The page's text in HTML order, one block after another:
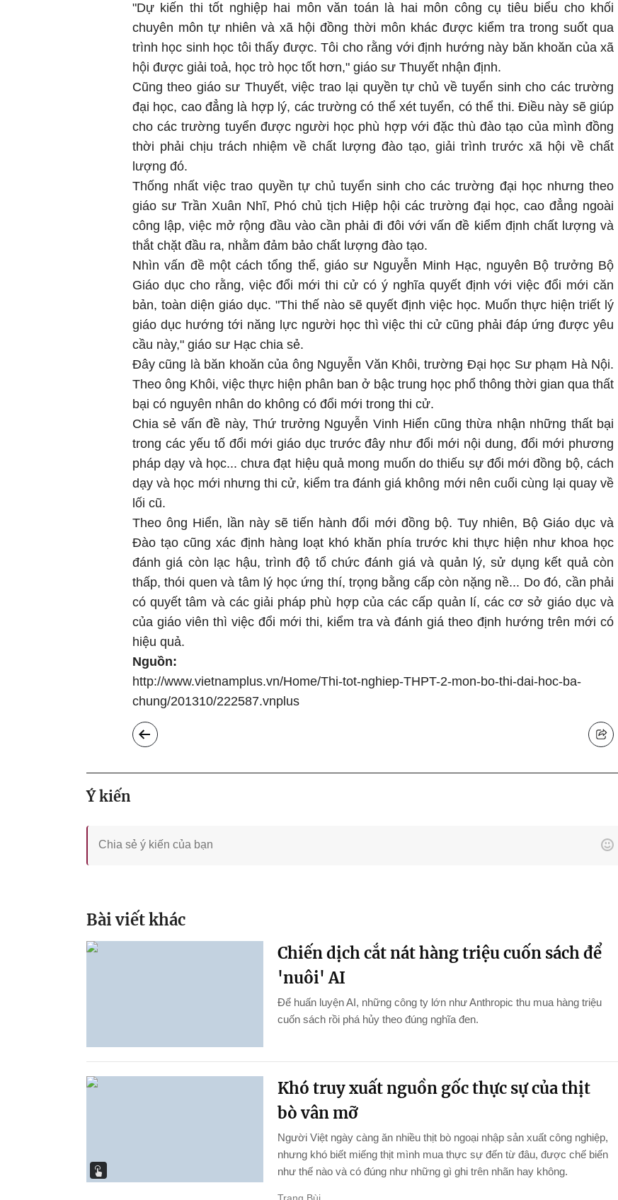
"Dự kiến thi tốt nghiệp hai môn văn toán là hai môn công cụ tiêu biểu cho khối
chuyên môn tự nhiên và xã hội đồng thời môn khác được kiểm tra trong suốt qua
trình học sinh học tôi thấy được. Tôi cho rằng với định hướng này băn khoăn của xã
hội được giải toả, học trò học tốt hơn," giáo sư Thuyết nhận định.
Cũng theo giáo sư Thuyết, việc trao lại quyền tự chủ về tuyển sinh cho các trường
đại học, cao đẳng là hợp lý, các trường có thể xét tuyển, có thể thi. Điều này sẽ giúp
cho các trường tuyển được người học phù hợp với đặc thù đào tạo của mình đồng
thời phải chịu trách nhiệm về chất lượng đào tạo, giải trình trước xã hội về chất
lượng đó.
Thống nhất việc trao quyền tự chủ tuyển sinh cho các trường đại học nhưng theo
giáo sư Trần Xuân Nhĩ, Phó chủ tịch Hiệp hội các trường đại học, cao đẳng ngoài
công lập, việc mở rộng đầu vào cần phải đi đôi với vấn đề kiểm định chất lượng và
thắt chặt đầu ra, nhằm đảm bảo chất lượng đào tạo.
Nhìn vấn đề một cách tổng thể, giáo sư Nguyễn Minh Hạc, nguyên Bộ trưởng Bộ
Giáo dục cho rằng, việc đổi mới thi cử có ý nghĩa quyết định với việc đổi mới căn
bản, toàn diện giáo dục. "Thi thế nào sẽ quyết định việc học. Muốn thực hiện triết lý
giáo dục hướng tới năng lực người học thì việc thi cử cũng phải đáp ứng được yêu
cầu này," giáo sư Hạc chia sẻ.
Đây cũng là băn khoăn của ông Nguyễn Văn Khôi, trường Đại học Sư phạm Hà Nội.
Theo ông Khôi, việc thực hiện phân ban ở bậc trung học phổ thông thời gian qua thất
bại có nguyên nhân do không có đổi mới trong thi cử.
Chia sẻ vấn đề này, Thứ trưởng Nguyễn Vinh Hiển cũng thừa nhận những thất bại
trong các yếu tố đổi mới giáo dục trước đây như đổi mới nội dung, đổi mới phương
pháp dạy và học... chưa đạt hiệu quả mong muốn do thiếu sự đổi mới đồng bộ, cách
dạy và học mới nhưng thi cử, kiểm tra đánh giá không mới nên cuối cùng lại quay về
lối cũ.
Theo ông Hiển, lần này sẽ tiến hành đổi mới đồng bộ. Tuy nhiên, Bộ Giáo dục và
Đào tạo cũng xác định hàng loạt khó khăn phía trước khi thực hiện như khoa học
đánh giá còn lạc hậu, trình độ tổ chức đánh giá và quản lý, sử dụng kết quả còn
thấp, thói quen và tâm lý học ứng thí, trọng bằng cấp còn nặng nề... Do đó, cần phải
có quyết tâm và các giải pháp phù hợp của các cấp quản lí, các cơ sở giáo dục và
của giáo viên thì việc đổi mới thi, kiểm tra và đánh giá theo định hướng trên mới có
hiệu quả.
Nguồn:
http://www.vietnamplus.vn/Home/Thi-tot-nghiep-THPT-2-mon-bo-thi-dai-hoc-ba-
chung/201310/222587.vnplus
Ý kiến
Bài viết khác
Chiến dịch cắt nát hàng triệu cuốn sách để
'nuôi' AI
Để huấn luyện AI, những công ty lớn như Anthropic thu mua hàng triệu
cuốn sách rồi phá hủy theo đúng nghĩa đen.
Khó truy xuất nguồn gốc thực sự của thịt
bò vân mỡ
Người Việt ngày càng ăn nhiều thịt bò ngoại nhập sản xuất công nghiệp,
nhưng khó biết miếng thịt mình mua thực sự đến từ đâu, được chế biến
như thế nào và có đúng như những gì ghi trên nhãn hay không.